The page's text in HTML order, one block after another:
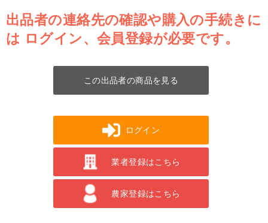
出品者の連絡先の確認や購入の手続きに
は ログイン、会員登録が必要です。
この出品者の商品を見る
ログイン
業者登録はこちら
農家登録はこちら